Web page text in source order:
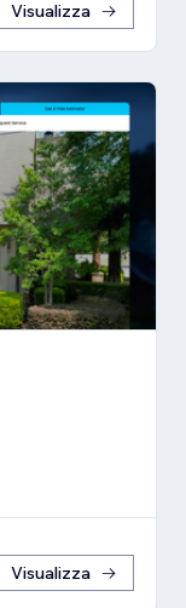
Visualizza
Visualizza